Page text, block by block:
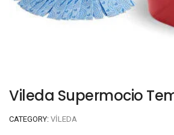
Vileda Supermocio
CATEGORY: VILEDA